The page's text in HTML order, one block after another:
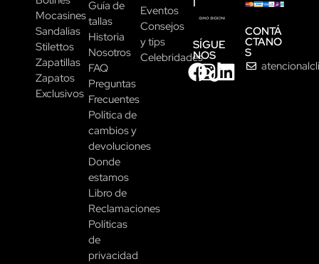
Mocasines
Sandalias
Stilettos
Zapatillas
Zapatos
Exclusivos
Guía de
tallas
Historia
Nosotros
FAQ
Preguntas
Frecuentes
Política de
cambios y
devoluciones
Donde
estamos
Libro de
Reclamaciones
Políticas
de
privacidad
Eventos
Consejos
y tips
Celebridades
I
SÍGUE
NOS
CONTÁ
CTANO
S